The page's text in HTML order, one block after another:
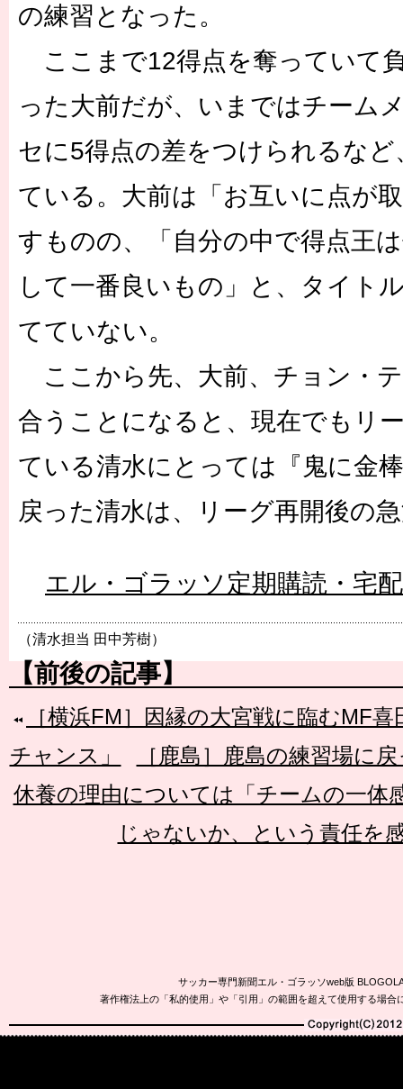
の練習となった。
ここまで12得点を奪っていて
った大前だが、いまではチーム
セに5得点の差をつけられるな
ている。大前は「お互いに点が
すものの、「自分の中で得点王
して一番良いもの」と、タイト
てていない。
ここから先、大前、チョン・
合うことになると、現在でもリ
ている清水にとっては『鬼に金
戻った清水は、リーグ再開後の
エル・ゴラッソ定期購読・宅
（清水担当 田中芳樹）
【前後の記事】
［横浜FM］因縁の大宮戦に臨むMF
チャンス」
［鹿島］鹿島の練習場に
休養の理由については「チームの一体
じゃないか、という責任を
サッカー専門新聞エル・ゴラッソweb版
著作権法上の「私的使用」や「引用」の範囲を超えて使用する場
Copyright(C)2010-